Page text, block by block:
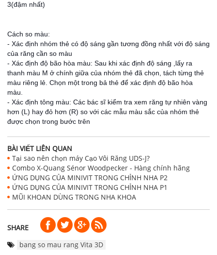
3(đậm nhất)
Cách so màu:
- Xác định nhóm thẻ có độ sáng gần tương đồng nhất với độ sáng
của răng cần so màu
- Xác định độ bão hòa màu: Sau khi xác định độ sáng ,lấy ra
thanh màu M ở chính giữa của nhóm thẻ đã chọn, tách từng thẻ
màu riêng lẻ. Chọn một trong bả thẻ để xác định độ bão hòa
màu.
- Xác định tông màu: Các bác sĩ kiểm tra xem răng tự nhiên vàng
hơn (L) hay đỏ hơn (R) so với các mẫu màu sắc của nhóm thẻ
được chọn trong bước trên
BÀI VIẾT LIÊN QUAN
Tại sao nên chọn máy Cạo Vôi Răng UDS-J?
Combo X-Quang Sénor Woodpecker - Hàng chính hãng
ỨNG DỤNG CỦA MINIVIT TRONG CHỈNH NHA P2
ỨNG DỤNG CỦA MINIVIT TRONG CHỈNH NHA P1
MŨI KHOAN DÙNG TRONG NHA KHOA
SHARE
bang so mau rang Vita 3D